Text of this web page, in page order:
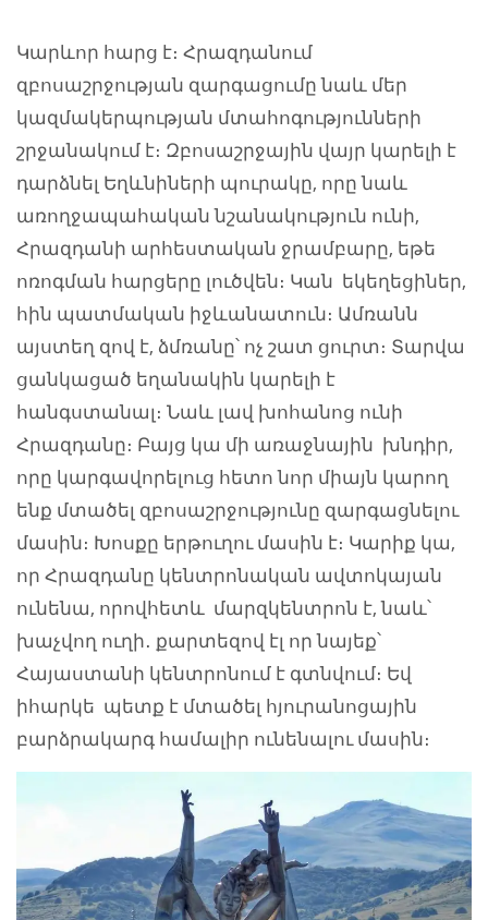
Կարևոր հարց է։ Հրազդանում
զբոսաշրջության զարգացումը նաև մեր
կազմակերպության մտահոգությունների
շրջանակում է։ Զբոսաշրջային վայր կարելի է
դարձնել Եղևնիների պուրակը, որը նաև
առողջապահական նշանակություն ունի,
Հրազդանի արհեստական ջրամբարը, եթե
ոռոգման հարցերը լուծվեն։ Կան եկեղեցիներ,
հին պատմական իջևանատուն։ Ամռանն
այստեղ զով է, ձմռանը՝ ոչ շատ ցուրտ։ Տարվա
ցանկացած եղանակին կարելի է
հանգստանալ։ Նաև լավ խոհանոց ունի
Հրազդանը։ Բայց կա մի առաջնային խնդիր,
որը կարգավորելուց հետո նոր միայն կարող
ենք մտածել զբոսաշրջությունը զարգացնելու
մասին։ Խոսքը երթուղու մասին է։ Կարիք կա,
որ Հրազդանը կենտրոնական ավտոկայան
ունենա, որովհետև մարզկենտրոն է, նաև՝
խաչվող ուղի․ քարտեզով էլ որ նայեք՝
Հայաստանի կենտրոնում է գտնվում։ Եվ
իհարկե պետք է մտածել հյուրանոցային
բարձրակարգ համալիր ունենալու մասին։